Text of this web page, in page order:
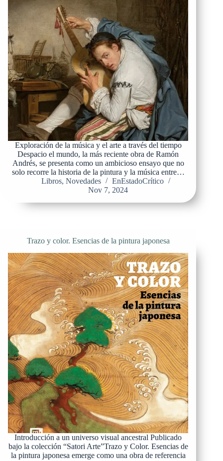
Exploración de la música y el arte a través del tiempo
Despacio el mundo, la más reciente obra de Ramón
Andrés, se presenta como un ambicioso ensayo que no
solo recorre la historia de la pintura y la música entre…
Libros,Novedades
EnEstadoCrítico
Nov 7, 2024
Trazo y color. Esencias de la pintura japonesa
Introducción a un universo visual ancestral Publicado
bajo la colección “Satori Arte”Trazo y Color. Esencias de
la pintura japonesa emerge como una obra de referencia